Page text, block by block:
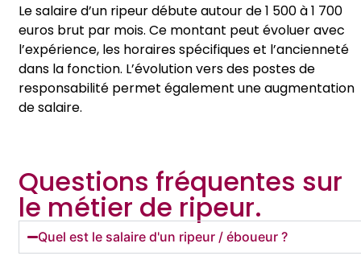
Le salaire d’un ripeur débute autour de 1 500 à 1 700
euros brut par mois. Ce montant peut évoluer avec
l’expérience, les horaires spécifiques et l’ancienneté
dans la fonction. L’évolution vers des postes de
responsabilité permet également une augmentation
de salaire.
Questions fréquentes sur
le métier de ripeur.
Quel est le salaire d'un ripeur / éboueur ?